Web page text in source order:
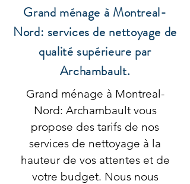
Grand ménage à Montreal-
Nord: services de nettoyage de
qualité supérieure par
Archambault.
Grand ménage à Montreal-
Nord: Archambault vous
propose des tarifs de nos
services de nettoyage à la
hauteur de vos attentes et de
votre budget. Nous nous